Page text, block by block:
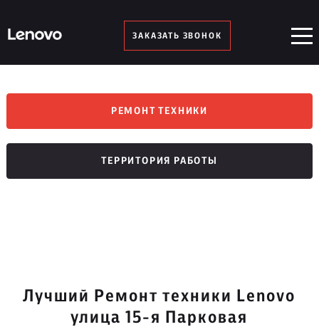
ЗАКАЗАТЬ ЗВОНОК
РЕМОНТ ТЕХНИКИ
ТЕРРИТОРИЯ РАБОТЫ
Лучший Ремонт техники Lenovo
улица 15-я Парковая